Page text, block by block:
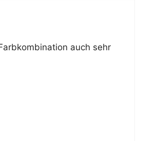
auch sehr